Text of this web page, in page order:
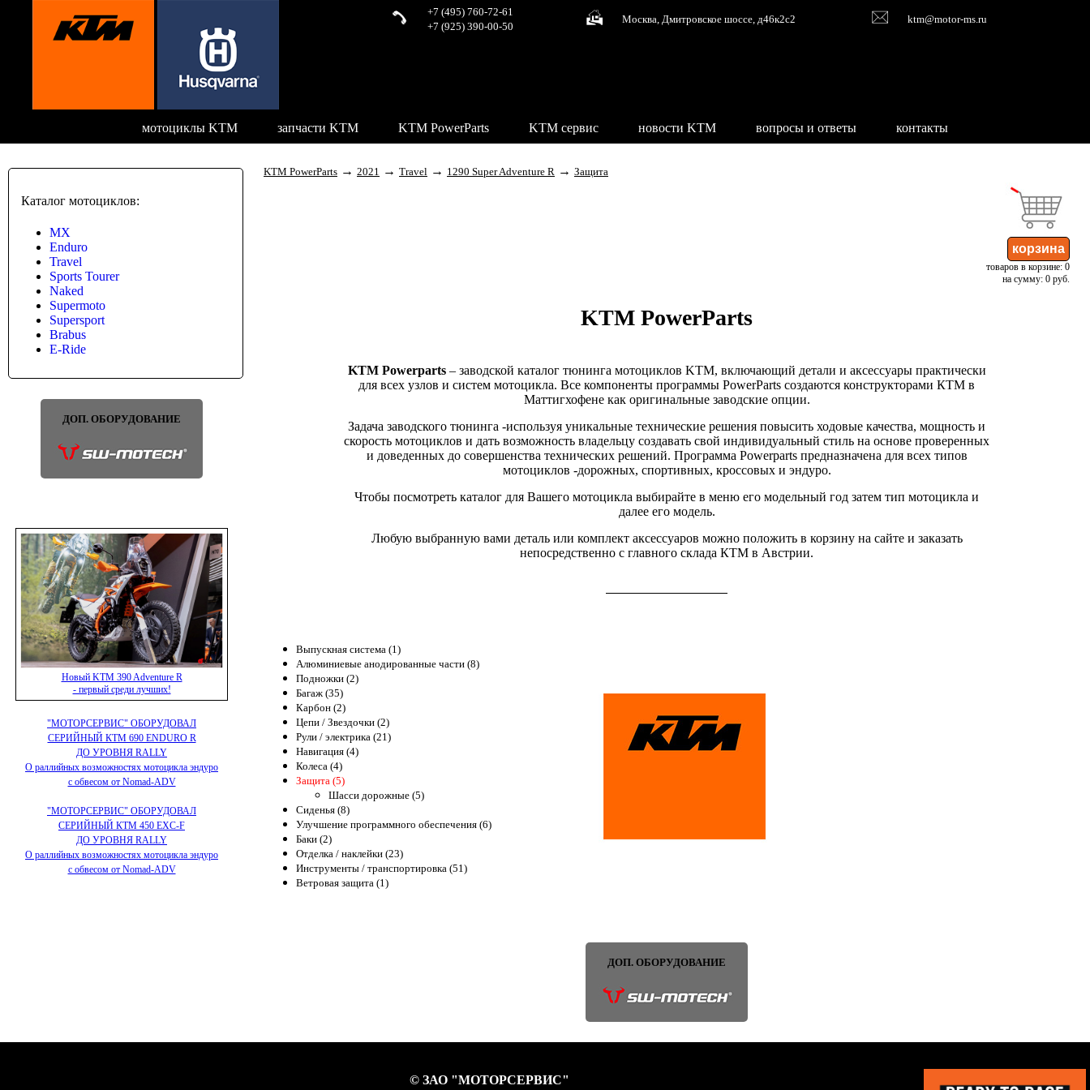
+7 (495) 760-72-61
+7 (925) 390-00-50
Москва, Дмитровское шоссе, д46к2с2 ktm@motor-ms.ru
мотоциклы KTM запчасти KTM KTM PowerParts KTM сервис новости KTM вопросы и ответы контакты
Каталог мотоциклов:
MX
Enduro
Travel
Sports Tourer
Naked
Supermoto
Supersport
Brabus
E-Ride
ДОП. ОБОРУДОВАНИЕ
Новый KTM 390 Adventure R
- первый среди лучших!
"МОТОРСЕРВИС" ОБОРУДОВАЛ
СЕРИЙНЫЙ КТМ 690 ENDURO R
ДО УРОВНЯ RALLY
О раллийных возможностях мотоцикла эндуро
с обвесом от Nomad-ADV
"МОТОРСЕРВИС" ОБОРУДОВАЛ
СЕРИЙНЫЙ КТМ 450 EXC-F
ДО УРОВНЯ RALLY
О раллийных возможностях мотоцикла эндуро
с обвесом от Nomad-ADV
KTM PowerParts → 2021 → Travel → 1290 Super Adventure R → Защита
товаров в корзине: 0
на сумму: 0 руб.
KTM PowerParts
KTM Powerparts– заводской каталог тюнинга мотоциклов KTM, включающий детали и аксессуары практически
для всех узлов и систем мотоцикла. Все компоненты программы PowerParts создаются конструкторами КТМ в
Маттигхофене как оригинальные заводские опции.
Задача заводского тюнинга -используя уникальные технические решения повысить ходовые качества, мощность и
скорость мотоциклов и дать возможность владельцу создавать свой индивидуальный стиль на основе проверенных
и доведенных до совершенства технических решений. Программа Powerparts предназначена для всех типов
мотоциклов -дорожных, спортивных, кроссовых и эндуро.
Чтобы посмотреть каталог для Вашего мотоцикла выбирайте в меню его модельный год затем тип мотоцикла и
далее его модель.
Любую выбранную вами деталь или комплект аксессуаров можно положить в корзину на сайте и заказать
непосредственно с главного склада КТМ в Австрии.
Выпускная система (1)
Алюминиевые анодированные части (8)
Подножки (2)
Багаж (35)
Карбон (2)
Цепи / Звездочки (2)
Рули / электрика (21)
Навигация (4)
Колеса (4)
Защита (5)
Шасси дорожные (5)
Сиденья (8)
Улучшение программного обеспечения (6)
Баки (2)
Отделка / наклейки (23)
Инструменты / транспортировка (51)
Ветровая защита (1)
ДОП. ОБОРУДОВАНИЕ
© ЗАО "МОТОРСЕРВИС"